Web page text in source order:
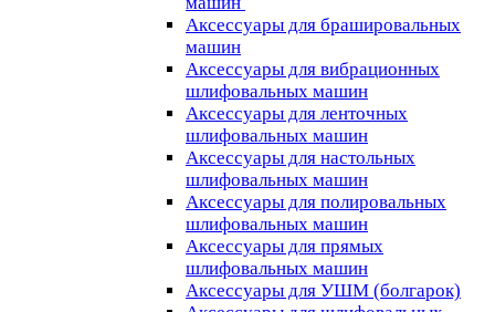
Аксессуары для брашировальных
машин
Аксессуары для вибрационных
шлифовальных машин
Аксессуары для ленточных
шлифовальных машин
Аксессуары для настольных
шлифовальных машин
Аксессуары для полировальных
шлифовальных машин
Аксессуары для прямых
шлифовальных машин
Аксессуары для УШМ (болгарок)